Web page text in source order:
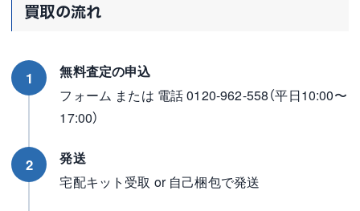
買取の流れ
1
無料査定の申込
フォーム または 電話 0120-962-558（平日10:00〜
17:00）
2
発送
宅配キット受取 or 自己梱包で発送